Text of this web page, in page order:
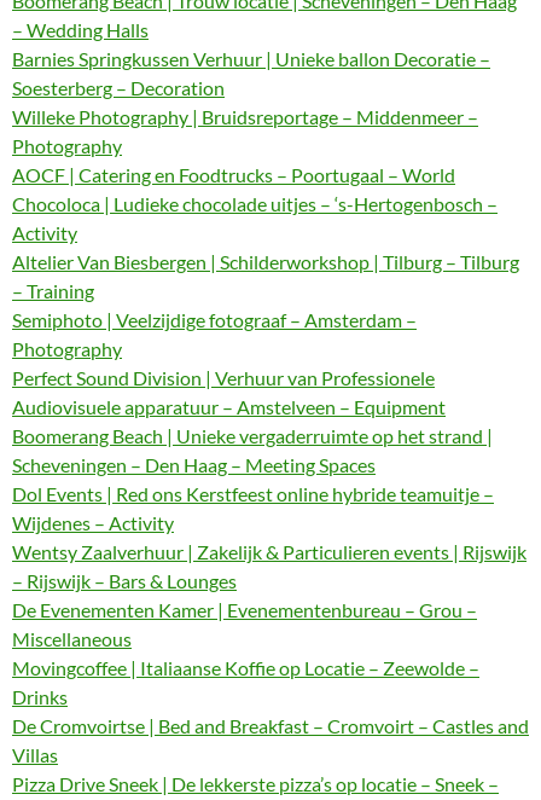
– Wedding Halls
Barnies Springkussen Verhuur | Unieke ballon Decoratie –
Soesterberg – Decoration
Willeke Photography | Bruidsreportage – Middenmeer –
Photography
AOCF | Catering en Foodtrucks – Poortugaal – World
Chocoloca | Ludieke chocolade uitjes – ‘s-Hertogenbosch –
Activity
Altelier Van Biesbergen | Schilderworkshop | Tilburg – Tilburg
– Training
Semiphoto | Veelzijdige fotograaf – Amsterdam –
Photography
Perfect Sound Division | Verhuur van Professionele
Audiovisuele apparatuur – Amstelveen – Equipment
Boomerang Beach | Unieke vergaderruimte op het strand |
Scheveningen – Den Haag – Meeting Spaces
Dol Events | Red ons Kerstfeest online hybride teamuitje –
Wijdenes – Activity
Wentsy Zaalverhuur | Zakelijk & Particulieren events | Rijswijk
– Rijswijk – Bars & Lounges
De Evenementen Kamer | Evenementenbureau – Grou –
Miscellaneous
Movingcoffee | Italiaanse Koffie op Locatie – Zeewolde –
Drinks
De Cromvoirtse | Bed and Breakfast – Cromvoirt – Castles and
Villas
Pizza Drive Sneek | De lekkerste pizza’s op locatie – Sneek –